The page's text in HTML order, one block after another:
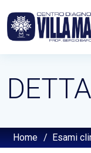
Home / Esami